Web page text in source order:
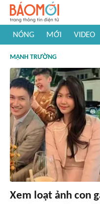
NÓNG MỚI VIDEO
#Khám phá thế giới
MẠNH TRƯỜNG
Xem loạt ảnh con